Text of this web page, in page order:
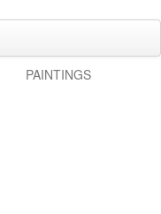
PAINTINGS